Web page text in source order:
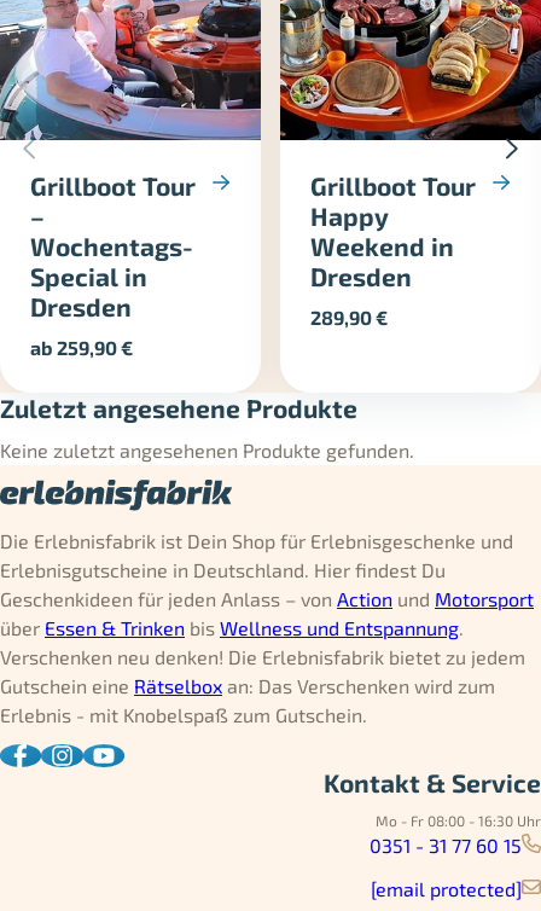
Grillboot Tour
–
Wochentags-
Special in
Dresden
ab259,90€
Grillboot Tour
Happy
Weekend in
Dresden
289,90€
Zuletzt angesehene Produkte
Keine zuletzt angesehenen Produkte gefunden.
Die Erlebnisfabrik ist Dein Shop für Erlebnisgeschenke und
Erlebnisgutscheine in Deutschland. Hier findest Du
Geschenkideen für jeden Anlass – von Action und Motorsport
über Essen & Trinken bis Wellness und Entspannung
Verschenken neu denken! Die Erlebnisfabrik bietet zu jedem
Gutschein eine Rätselbox an: Das Verschenken wird zum
Erlebnis - mit Knobelspaß zum Gutschein.
Kontakt & Service
Mo - Fr 08:00 - 16:30 Uhr
0351 - 31 77 60 15
[email protected]